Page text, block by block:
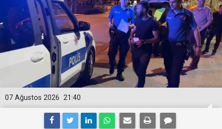
21:40
07 Ağustos 2026